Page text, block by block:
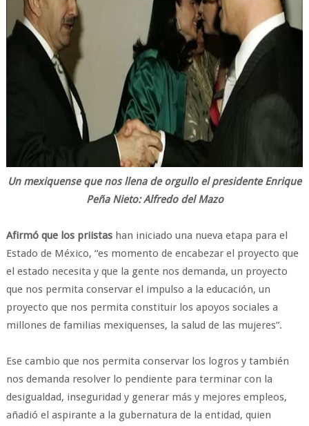
Un mexiquense que nos llena de orgullo el presidente Enrique
Peña Nieto: Alfredo del Mazo
Afirmó que los priistashan iniciado una nueva etapa para el
Estado de México, “es momento de encabezar el proyecto que
el estado necesita y que la gente nos demanda, un proyecto
que nos permita conservar el impulso a la educación, un
proyecto que nos permita constituir los apoyos sociales a
millones de familias mexiquenses, la salud de las mujeres”.
Ese cambio que nos permita conservar los logros y también
nos demanda resolver lo pendiente para terminar con la
desigualdad, inseguridad y generar más y mejores empleos,
añadió el aspirante a la gubernatura de la entidad, quien